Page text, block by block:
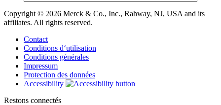
Copyright © 2026 Merck & Co., Inc., Rahway, NJ, USA and its
affiliates. All rights reserved.
Contact
Conditions d‘utilisation
Conditions générales
Impressum
Protection des données
Accessibility
Restons connectés